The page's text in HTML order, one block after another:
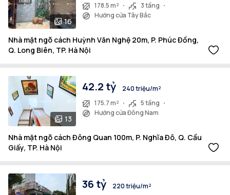
16
178.5 m²
3 tầng
Hướng cửa Tây Bắc
Nhà mặt ngõ cách Huỳnh Văn Nghệ 20m, P. Phúc Đồng,
Q. Long Biên, TP. Hà Nội
13
42.2 tỷ
240 triệu/m²
175.7 m²
5 tầng
Hướng cửa Đông Nam
Nhà mặt ngõ cách Đông Quan 100m, P. Nghĩa Đô, Q. Cầu
Giấy, TP. Hà Nội
36 tỷ
220 triệu/m²